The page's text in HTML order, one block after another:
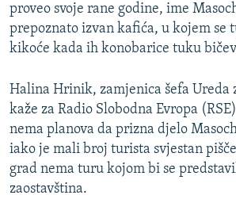
proveo svoje rane godine, ime
prepoznato izvan kafića, u kojem se
kikoće kada ih konobarice tuku
Halina Hrinik, zamjenica šefa Ureda
kaže za Radio Slobodna Evropa
nema planova da prizna djelo
iako je mali broj turista svjestan
grad nema turu kojom bi se
zaostavština.